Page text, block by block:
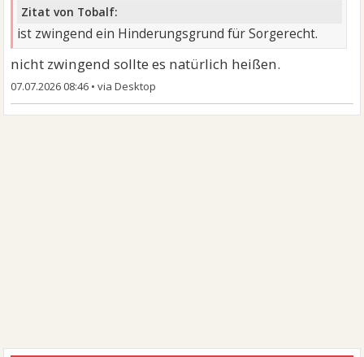
Zitat von Tobalf:
ist zwingend ein Hinderungsgrund für Sorgerecht.
nicht zwingend sollte es natürlich heißen.
07.07.2026 08:46 •